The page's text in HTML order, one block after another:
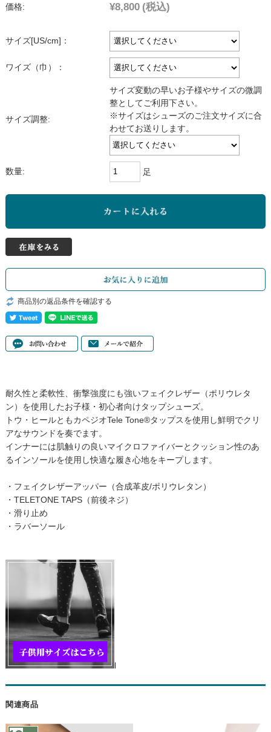
価格: ¥8,800 (税込)
サイズ[US/cm]：
ワイズ（巾）：
サイズ調整:
サイズ変動の早いお子様やサイズの微調
整としてご利用下さい。
※サイズはシューズのご注文サイズに合
わせてお送りします。
数量: 足
商品別の返品条件を確認する
耐久性と柔軟性、衝撃強度にも強いフェイクレザー（ポリウレタ
ン）を使用したお子様・初心者向けタップシューズ。
トウ・ヒールともカペジオTele Tone®タップスを使用し鮮明でクリ
アなサウンドを奏でます。
インナーには肌触りの良いマイクロファイバーとクッション性のあ
るインソールを使用し快適な履き心地をキープします。
・フェイクレザーアッパー（合成革皮/ポリウレタン）
・TELETONE TAPS（前後ネジ）
・滑り止め
・ラバーソール
l
関連商品